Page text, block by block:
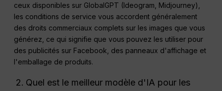
ceux disponibles sur GlobalGPT (Ideogram, Midjourney),
les conditions de service vous accordent généralement
des droits commerciaux complets sur les images que vous
générez, ce qui signifie que vous pouvez les utiliser pour
des publicités sur Facebook, des panneaux d'affichage et
l'emballage de produits.
Quel est le meilleur modèle d'IA pour les